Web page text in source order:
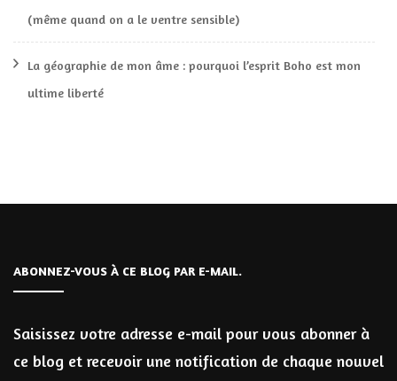
(même quand on a le ventre sensible)
La géographie de mon âme : pourquoi l’esprit Boho est mon
ultime liberté
ABONNEZ-VOUS À CE BLOG PAR E-MAIL.
Saisissez votre adresse e-mail pour vous abonner à
ce blog et recevoir une notification de chaque nouvel